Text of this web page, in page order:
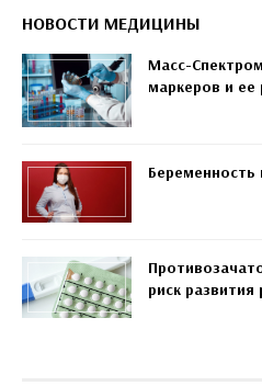
НОВОСТИ МЕДИЦИНЫ
Масс-
маркеров и ее
Беременность
риск развития